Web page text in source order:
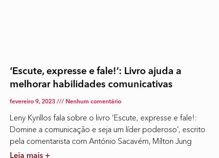
‘Escute, expresse e fale!’: Livro ajuda a
melhorar habilidades comunicativas
fevereiro 9, 2023 Nenhum comentário
Leny Kyrillos fala sobre o livro ‘Escute, expresse e fale!:
Domine a comunicação e seja um líder poderoso’, escrito
pela comentarista com António Sacavém, Mílton Jung
Leia mais +